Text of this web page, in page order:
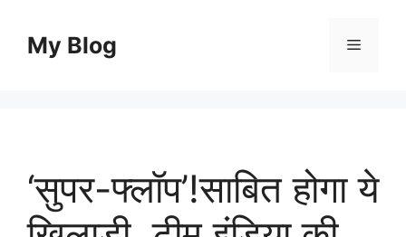
contentMy Blog Menu
‘सुपर-फ्लॉप’!साबित होगा ये